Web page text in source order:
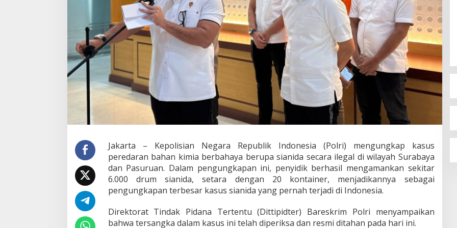
a
n
S
i
a
a
I
l
,
A
m
n
k
n
6
Jakarta – Kepolisian Negara Republik Indonesia (Polri) mengungkap kasus
peredaran bahan kimia berbahaya berupa sianida secara ilegal di wilayah Surabaya
dan Pasuruan. Dalam pengungkapan ini, penyidik berhasil mengamankan sekitar
6.000 drum sianida, setara dengan 20 kontainer, menjadikannya sebagai
pengungkapan terbesar kasus sianida yang pernah terjadi di Indonesia.
Direktorat Tindak Pidana Tertentu (Dittipidter) Bareskrim Polri menyampaikan
bahwa tersangka dalam kasus ini telah diperiksa dan resmi ditahan pada hari ini.